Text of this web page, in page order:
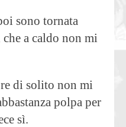
sono tornata
a caldo non mi
di solito non mi
polpa per
sì.